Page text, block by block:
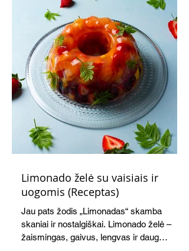
Limonado želė su vaisiais ir
uogomis (Receptas)
Jau pats žodis „Limonadas“ skamba
skaniai ir nostalgiškai. Limonado želė –
žaismingas, gaivus, lengvas ir daug